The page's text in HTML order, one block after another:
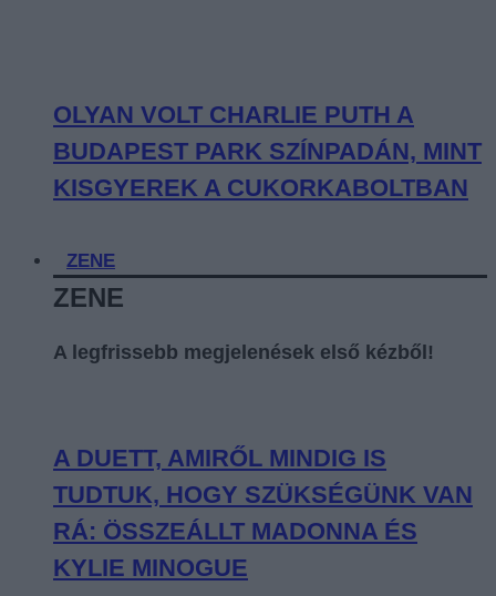
OLYAN VOLT CHARLIE PUTH A
BUDAPEST PARK SZÍNPADÁN, MINT
KISGYEREK A CUKORKABOLTBAN
ZENE
ZENE
A legfrissebb megjelenések első kézből!
A DUETT, AMIRŐL MINDIG IS
TUDTUK, HOGY SZÜKSÉGÜNK VAN
RÁ: ÖSSZEÁLLT MADONNA ÉS
KYLIE MINOGUE